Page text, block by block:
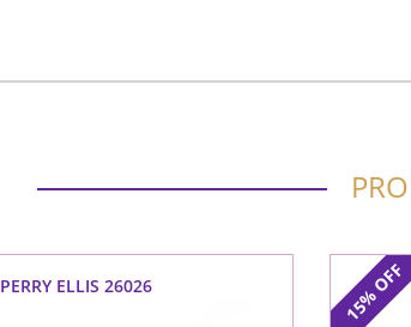
PERRY ELLIS 26026 15%
OFF